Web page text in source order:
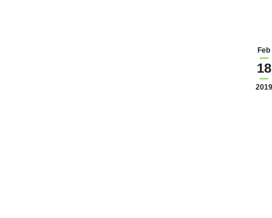
Feb
18
2019